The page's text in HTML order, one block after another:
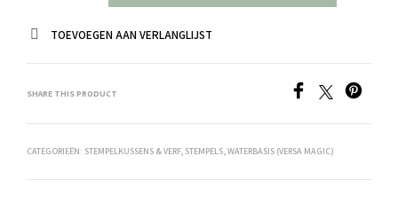
TOEVOEGEN AAN VERLANGLIJST
SHARE THIS PRODUCT
CATEGORIEËN: STEMPELKUSSENS & VERF, STEMPELS,WATERBASIS (VERSA MAGIC)